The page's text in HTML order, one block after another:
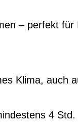
– perfekt für
Klima, auch
4 Std.